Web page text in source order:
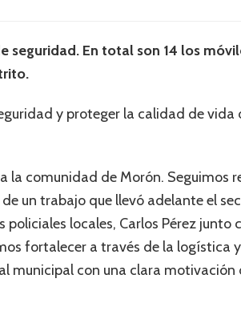
seguridad. En total son 14 los
y proteger la calidad de vida
la comunidad de Morón. Seguimos
un trabajo que llevó adelante el
locales, Carlos Pérez junto
fortalecer a través de la logística
municipal con una clara motivación